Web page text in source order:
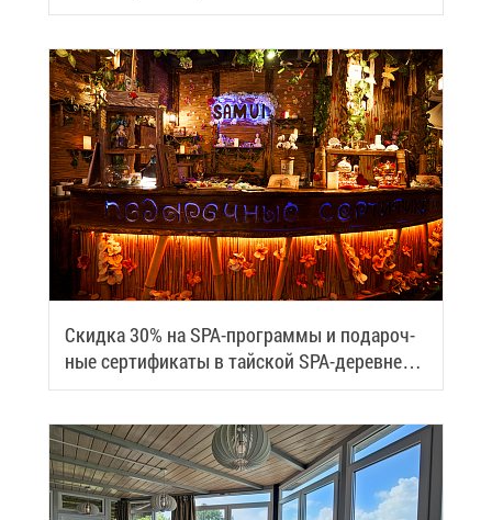
Скид­ка 30% на SPA-про­грам­мы и по­да­роч­
ные сер­ти­фи­ка­ты в тай­ской SPA-де­ревне
Samui